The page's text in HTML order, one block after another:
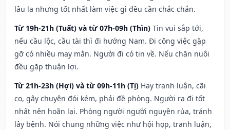
lâu la nhưng tốt nhất làm việc gì đều cần chắc chắn.
Từ 19h-21h (Tuất) và từ 07h-09h (Thìn) Tin vui sắp tới,
nếu cầu lộc, cầu tài thì đi hướng Nam. Đi công việc gặp
gỡ có nhiều may mắn. Người đi có tin về. Nếu chăn nuôi
đều gặp thuận lợi.
Từ 21h-23h (Hợi) và từ 09h-11h (Tị) Hay tranh luận, cãi
cọ, gây chuyện đói kém, phải đề phòng. Người ra đi tốt
nhất nên hoãn lại. Phòng người người nguyền rủa, tránh
lây bệnh. Nói chung những việc như hội họp, tranh luận,